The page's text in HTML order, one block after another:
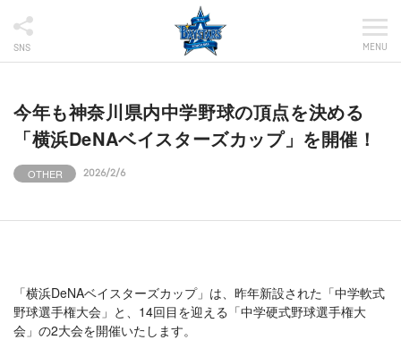
SNS MENU
今年も神奈川県内中学野球の頂点を決める
「横浜DeNAベイスターズカップ」を開催！
OTHER 2026/2/6
「横浜DeNAベイスターズカップ」は、昨年新設された「中学軟式
野球選手権大会」と、14回目を迎える「中学硬式野球選手権大
会」の2大会を開催いたします。